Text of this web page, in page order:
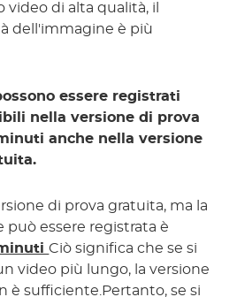
video di alta qualità, il
dell'immagine è più
essere registrati
nella versione di prova
anche nella versione
di prova gratuita, ma la
può essere registrata è
Ciò significa che se si
video più lungo, la versione
è sufficiente.Pertanto, se si